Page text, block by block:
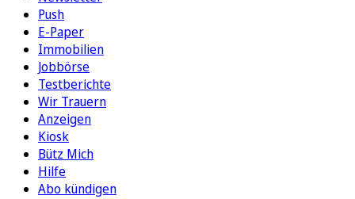
Push
E-Paper
Immobilien
Jobbörse
Testberichte
Wir Trauern
Anzeigen
Kiosk
Bütz Mich
Hilfe
Abo kündigen